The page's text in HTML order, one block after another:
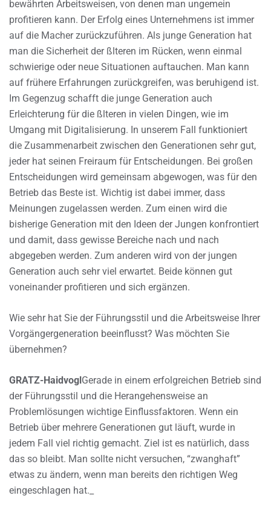
bewährten Arbeitsweisen, von denen man ungemein
profitieren kann. Der Erfolg eines Unternehmens ist immer
auf die Macher zurückzuführen. Als junge Generation hat
man die Sicherheit der ßlteren im Rücken, wenn einmal
schwierige oder neue Situationen auftauchen. Man kann
auf frühere Erfahrungen zurückgreifen, was beruhigend ist.
Im Gegenzug schafft die junge Generation auch
Erleichterung für die ßlteren in vielen Dingen, wie im
Umgang mit Digitalisierung. In unserem Fall funktioniert
die Zusammenarbeit zwischen den Generationen sehr gut,
jeder hat seinen Freiraum für Entscheidungen. Bei großen
Entscheidungen wird gemeinsam abgewogen, was für den
Betrieb das Beste ist. Wichtig ist dabei immer, dass
Meinungen zugelassen werden. Zum einen wird die
bisherige Generation mit den Ideen der Jungen konfrontiert
und damit, dass gewisse Bereiche nach und nach
abgegeben werden. Zum anderen wird von der jungen
Generation auch sehr viel erwartet. Beide können gut
voneinander profitieren und sich ergänzen.
Wie sehr hat Sie der Führungsstil und die Arbeitsweise Ihrer
Vorgängergeneration beeinflusst? Was möchten Sie
übernehmen?
GRATZ-HaidvoglGerade in einem erfolgreichen Betrieb sind
der Führungsstil und die Herangehensweise an
Problemlösungen wichtige Einflussfaktoren. Wenn ein
Betrieb über mehrere Generationen gut läuft, wurde in
jedem Fall viel richtig gemacht. Ziel ist es natürlich, dass
das so bleibt. Man sollte nicht versuchen, “zwanghaft”
etwas zu ändern, wenn man bereits den richtigen Weg
eingeschlagen hat._